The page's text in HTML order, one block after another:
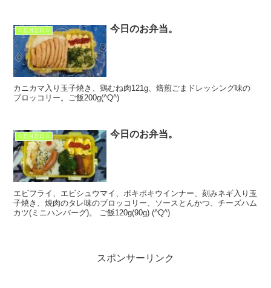
☆忘月忘日☆ 今日のお弁当。
カニカマ入り玉子焼き、鶏むね肉121g、焙煎ごまドレッシング味の
ブロッコリー。ご飯200g(^Q^)
☆忘月忘日☆ 今日のお弁当。
エビフライ、エビシュウマイ、ポキポキウインナー、刻みネギ入り玉
子焼き、焼肉のタレ味のブロッコリー、ソースとんかつ、チーズハム
カツ(ミニハンバーグ)。 ご飯120g(90g) (^Q^)
スポンサーリンク